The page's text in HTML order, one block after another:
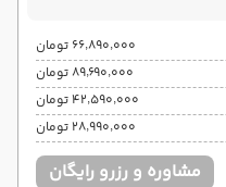
۶۶٬۸۹۰٬۰۰۰ تومان
۸۹٬۶۹۰٬۰۰۰ تومان
۴۲٬۵۹۰٬۰۰۰ تومان
۲۸٬۹۹۰٬۰۰۰ تومان
مشاوره و رزرو رایگان